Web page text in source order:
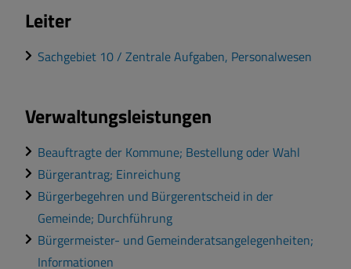
Leiter
Sachgebiet 10 / Zentrale Aufgaben, Personalwesen
Verwaltungsleistungen
Beauftragte der Kommune; Bestellung oder Wahl
Bürgerantrag; Einreichung
Bürgerbegehren und Bürgerentscheid in der
Gemeinde; Durchführung
Bürgermeister- und Gemeinderatsangelegenheiten;
Informationen